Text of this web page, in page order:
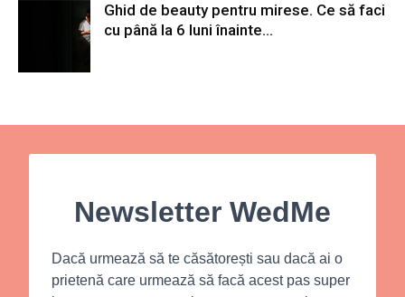
Ghid de beauty pentru mirese. Ce să faci
cu până la 6 luni înainte...
Newsletter WedMe
Dacă urmează să te căsătorești sau dacă ai o
prietenă care urmează să facă acest pas super